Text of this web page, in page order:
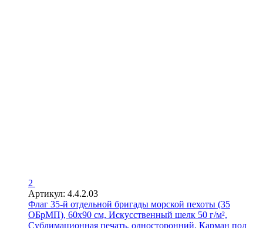
2
Артикул: 4.4.2.03
Флаг 35-й отдельной бригады морской пехоты (35
ОБрМП), 60х90 см, Искусственный шелк 50 г/м²,
Сублимационная печать, односторонний, Карман под